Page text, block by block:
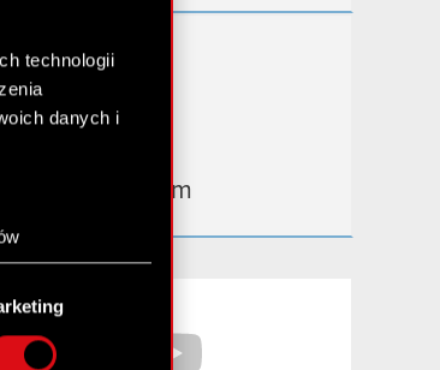
technologii
danych i
w
więcej: